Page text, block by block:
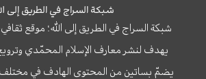
شبكة السراج في الطريق إلى
شبكة السراج في الطريق إلى الله؛ موقع
يهدف لنشر معارف الإسلام المحمّدي وترويج
يضمّ بساتين من المحتوى الهادف في مختلف